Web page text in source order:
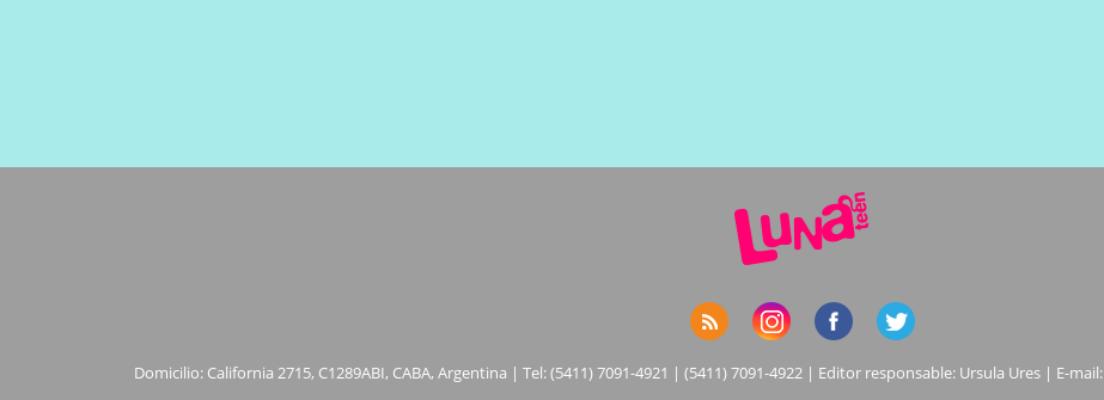
Domicilio: California 2715, C1289ABI, CABA, Argentina | Tel: (5411) 7091-4921 | (5411) 7091-4922 | Editor responsable: Ursula Ures | E-mail: